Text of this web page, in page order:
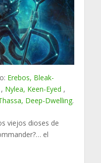
Erebos, Bleak-
, Nylea, Keen-Eyed ,
Deep-Dwelling.
viejos dioses de
el